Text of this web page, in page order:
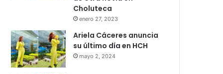
Choluteca
enero 27, 2023
Ariela Cáceres anuncia
su último día en HCH
mayo 2, 2024